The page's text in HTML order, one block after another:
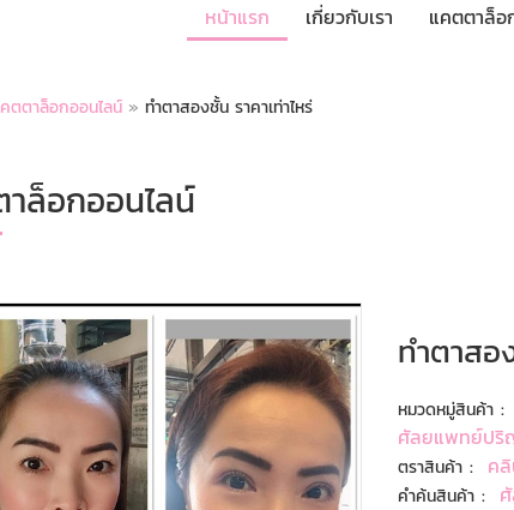
หน้าแรก เกี่ยวกับเรา แคตตาล็อ
ตตาล็อกออนไลน์ » ทําตาสองชั้น ราคาเท่าไหร่
ล็อกออนไลน์
ทําตาสอ
หมวดหมู่สินค้า :
ศัลยแพทย์ป
ตราสินค้า : ค
คำค้นสินค้า :